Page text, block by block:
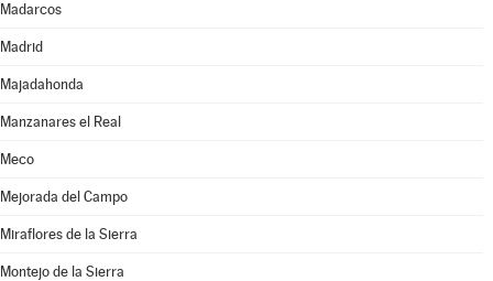
Madarcos
Madrid
Majadahonda
Manzanares el Real
Meco
Mejorada del Campo
Miraflores de la Sierra
Montejo de la Sierra